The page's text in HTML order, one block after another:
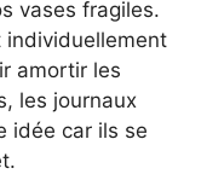
vases fragiles.
individuellement
amortir les
les journaux
idée car ils se